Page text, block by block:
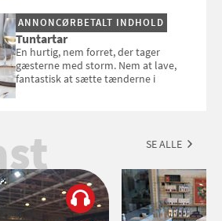
ANNONCØRBETALT INDHOLD
Tuntartar
En hurtig, nem forret, der tager
gæsterne med storm. Nem at lave,
fantastisk at sætte tænderne i
SE ALLE